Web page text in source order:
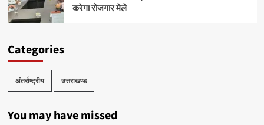
करेगा रोजगार मेले
Categories
अंतर्राष्ट्रीय उत्तराखण्ड
You may have missed